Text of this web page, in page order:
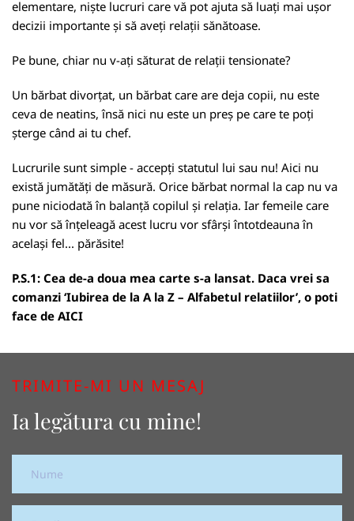
elementare, niște lucruri care vă pot ajuta să luați mai ușor
decizii importante și să aveți relații sănătoase.
Pe bune, chiar nu v-ați săturat de relații tensionate?
Un bărbat divorțat, un bărbat care are deja copii, nu este
ceva de neatins, însă nici nu este un preș pe care te poți
șterge când ai tu chef.
Lucrurile sunt simple - accepți statutul lui sau nu! Aici nu
există jumătăți de măsură. Orice bărbat normal la cap nu va
pune niciodată în balanță copilul și relația. Iar femeile care
nu vor să înțeleagă acest lucru vor sfârși întotdeauna în
același fel... părăsite!
P.S.1: Cea de-a doua mea carte s-a lansat. Daca vrei sa
comanzi ‘Iubirea de la A la Z – Alfabetul relatiilor’, o poti
face de AICI
TRIMITE-MI UN MESAJ
Ia legătura cu mine!